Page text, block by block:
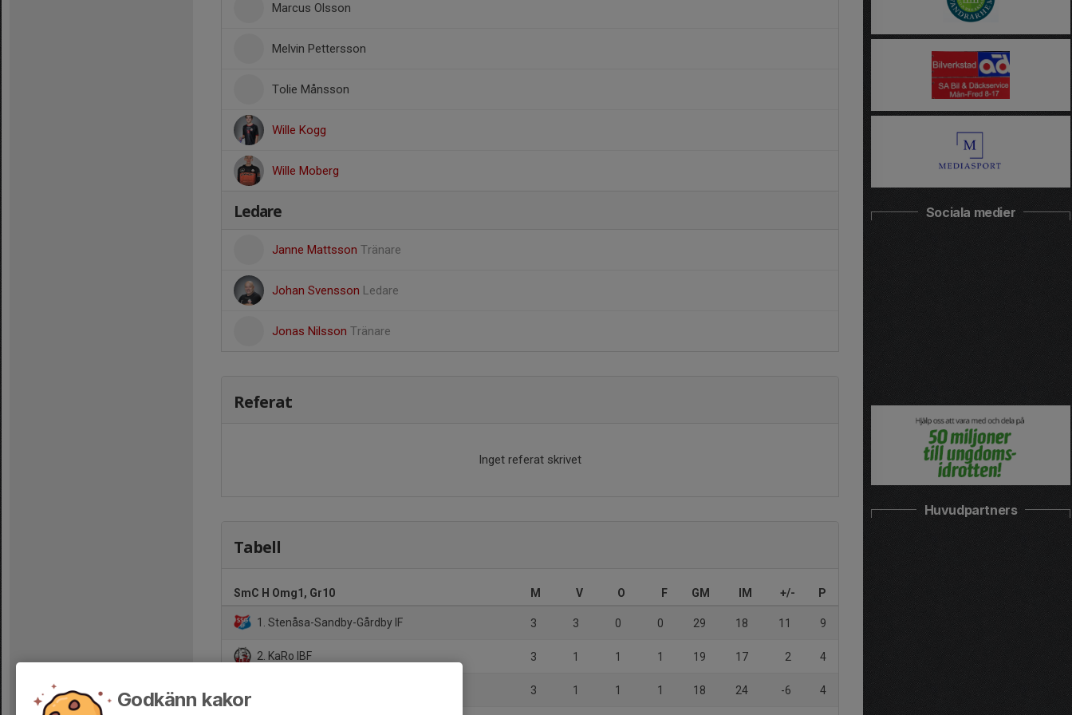
Marcus Olsson
Melvin Pettersson
Tolie Månsson
Wille Kogg
Wille Moberg
Ledare
Janne Mattsson Tränare
Johan Svensson Ledare
Jonas Nilsson Tränare
Referat
Inget referat skrivet
Tabell
SmC H Omg1, Gr10 M V O F GM IM +/- P
1. Stenåsa-Sandby-Gårdby IF 3 3 0 0 29 18 11 9
2. KaRo IBF 3 1 1 1 19 17 2 4
3 1 1 1 18 24 -6 4
Sociala medier
Huvudpartners
Godkänn kakor